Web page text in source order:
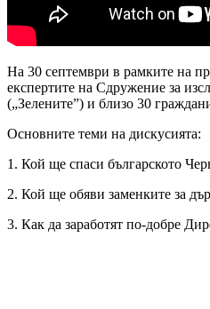
На 30 септември в рамките на
експертите на Сдружение за
(„Зелените”) и близо 30
Основните теми на дискусията:
1. Кой ще спаси българското
2. Кой ще обяви заменките за
3. Как да заработят по-добре